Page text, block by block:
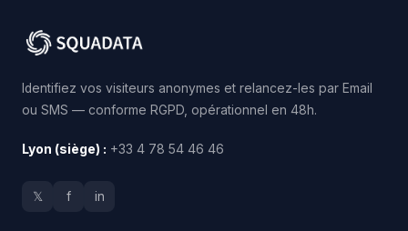
Identifiez vos visiteurs anonymes et relancez-les par Email
ou SMS — conforme RGPD, opérationnel en 48h.
Lyon (siège) : +33 4 78 54 46 46
𝕏 f in